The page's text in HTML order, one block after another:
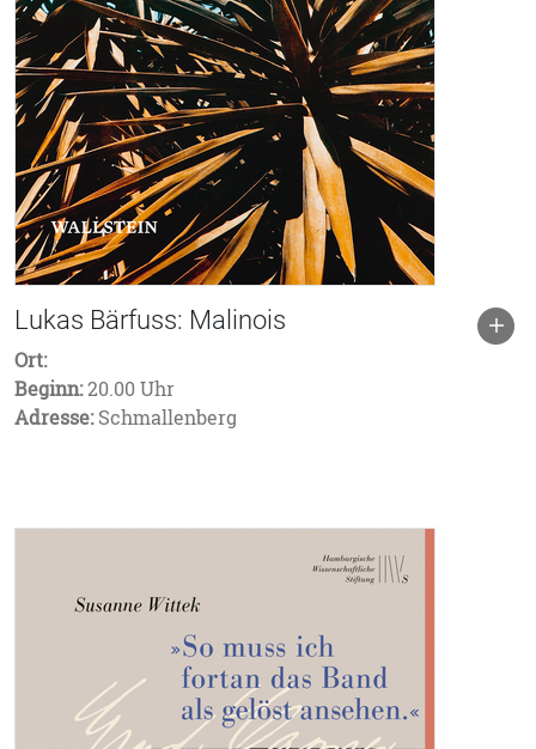
Lukas Bärfuss: Malinois
Ort:
Beginn:20.00 Uhr
Adresse:Schmallenberg